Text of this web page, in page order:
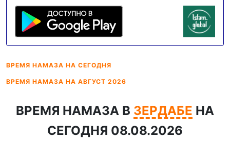
ВРЕМЯ НАМАЗА НА СЕГОДНЯ
ВРЕМЯ НАМАЗА НА АВГУСТ 2026
ВРЕМЯ НАМАЗА В ЗЕРДАБЕ НА
СЕГОДНЯ 08.08.2026